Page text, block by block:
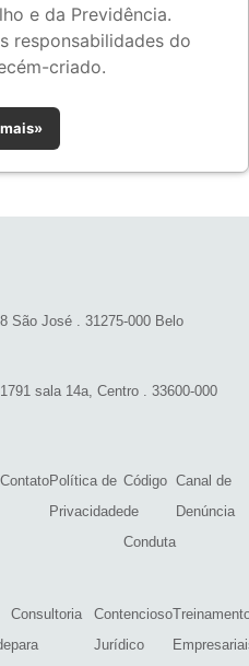
e da Previdência.
responsabilidades do
criado.
São José . 31275-000 Belo
sala 14a, Centro . 33600-000
ContatoPolítica de
Privacidade
Código
de
Conduta
Canal de
Denúncia
Consultoria
para
Contencioso
Jurídico